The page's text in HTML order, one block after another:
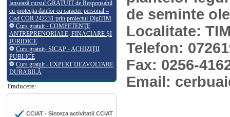
lansează cursul GRATUIT de Responsabil
cu protecția datelor cu caracter personal –
Cod COR 242231 prin proiectul DigiTIM
Curs gratuit - COMPETENŢE
ANTREPRENORIALE, FINACIARE ŞI
JURIDICE
Curs gratuit- SICAP - ACHIZIŢII
PUBLICE
Curs gratuit - EXPERT DEZVOLTARE
DURABILĂ
Traducere:
CCIAT - Sinteza activitatii CCIAT
de seminte
Localitate:
Telefon:
Fax: 0256-
Email: